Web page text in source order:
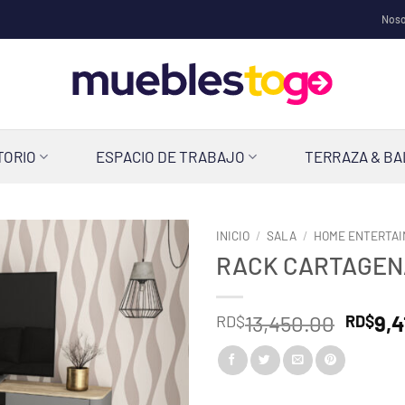
ESPACIO DE TRABAJO TERRAZA &
INICIO / SALA / HOME
RACK
RD$13,450.00 El
original
RD$